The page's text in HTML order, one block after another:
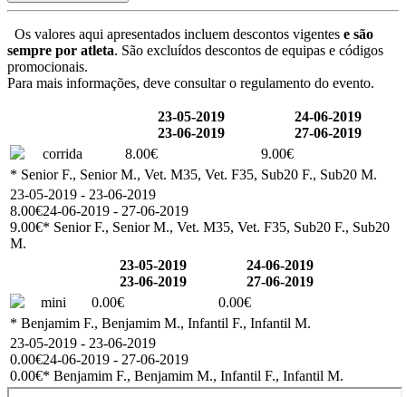
Os valores aqui apresentados incluem descontos vigentes e são
sempre por atleta. São excluídos descontos de equipas e códigos
promocionais.
Para mais informações, deve consultar o regulamento do evento.
23-05-2019
23-06-2019
24-06-2019
27-06-2019
corrida
8.00€
9.00€
* Senior F., Senior M., Vet. M35, Vet. F35, Sub20 F., Sub20 M.
23-05-2019 - 23-06-2019
8.00€24-06-2019 - 27-06-2019
9.00€* Senior F., Senior M., Vet. M35, Vet. F35, Sub20 F., Sub20
M.
23-05-2019
23-06-2019
24-06-2019
27-06-2019
mini
0.00€
0.00€
* Benjamim F., Benjamim M., Infantil F., Infantil M.
23-05-2019 - 23-06-2019
0.00€24-06-2019 - 27-06-2019
0.00€* Benjamim F., Benjamim M., Infantil F., Infantil M.